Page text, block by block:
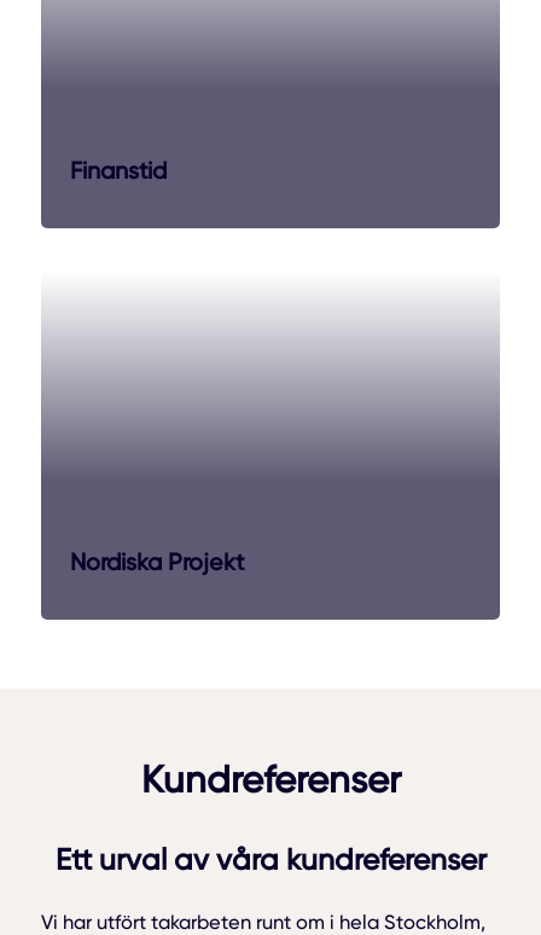
Finanstid
Nordiska Projekt
Kundreferenser
Ett urval av våra kundreferenser
Vi har utfört takarbeten runt om i hela Stockholm,